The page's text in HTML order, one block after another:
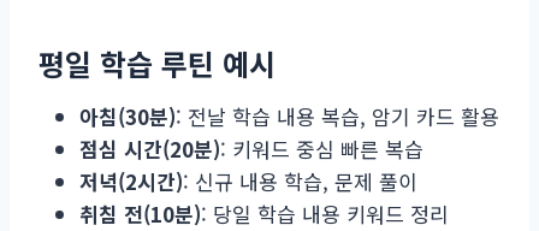
평일 학습 루틴 예시
아침(30분): 전날 학습 내용 복습, 암기 카드 활용
점심 시간(20분): 키워드 중심 빠른 복습
저녁(2시간): 신규 내용 학습, 문제 풀이
취침 전(10분): 당일 학습 내용 키워드 정리